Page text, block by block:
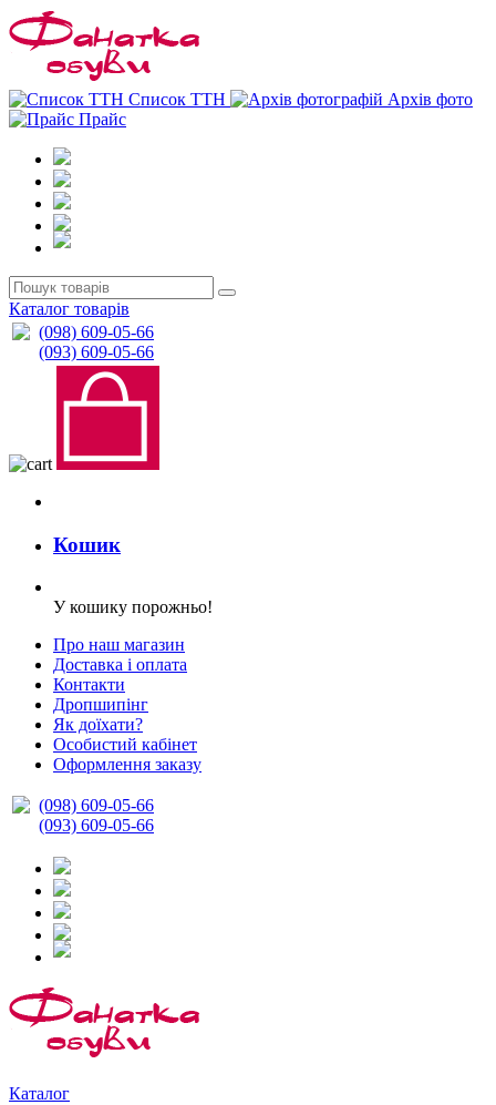
Список ТТН
Архів фото
Прайс
Каталог товарів
(098) 609-05-66
(093) 609-05-66
Кошик
У кошику порожньо!
Про наш магазин
Доставка і оплата
Контакти
Дропшипінг
Як доїхати?
Особистий кабінет
Оформлення заказу
(098) 609-05-66
(093) 609-05-66
Каталог